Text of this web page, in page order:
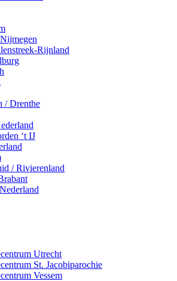
Rijnland
/ Drenthe
‘t IJ
/ Rivierenland
Utrecht
St. Jacobiparochie
Vessem